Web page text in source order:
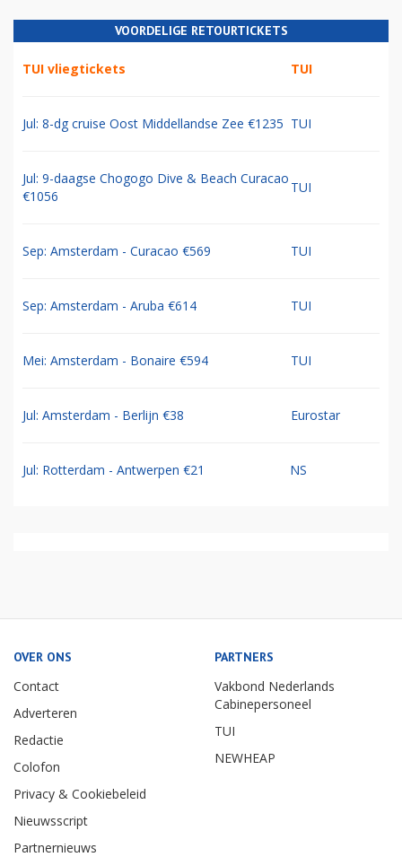
VOORDELIGE RETOURTICKETS
TUI vliegtickets TUI
Jul: 8-dg cruise Oost Middellandse Zee €1235 TUI
Jul: 9-daagse Chogogo Dive & Beach Curacao
€1056
TUI
Sep: Amsterdam - Curacao €569 TUI
Sep: Amsterdam - Aruba €614 TUI
Mei: Amsterdam - Bonaire €594 TUI
Jul: Amsterdam - Berlijn €38 Eurostar
Jul: Rotterdam - Antwerpen €21 NS
OVER ONS
Contact
Adverteren
Redactie
Colofon
Privacy & Cookiebeleid
Nieuwsscript
Partnernieuws
PARTNERS
Vakbond Nederlands
Cabinepersoneel
TUI
NEWHEAP